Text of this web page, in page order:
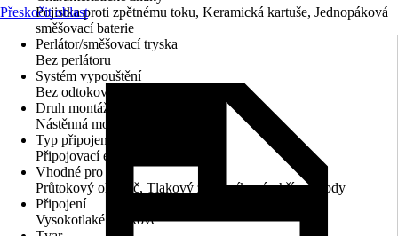
Pojistka proti zpětnému toku, Keramická kartuše, Jednopáková
směšovací baterie
Perlátor/směšovací tryska
Bez perlátoru
Systém vypouštění
Bez odtokové soupravy
Druh montáže
Nástěnná montáž
Typ připojení
Připojovací excentr 1/2'' x 3/4''
Vhodné pro
Průtokový ohřívač, Tlakový zásobníkový ohřívač vody
Připojení
Vysokotlaké - tlakové
Přeskočit oblast